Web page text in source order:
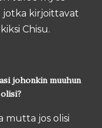
jotka kirjoittavat
Chisu.
johonkin muuhun
mutta jos olisi